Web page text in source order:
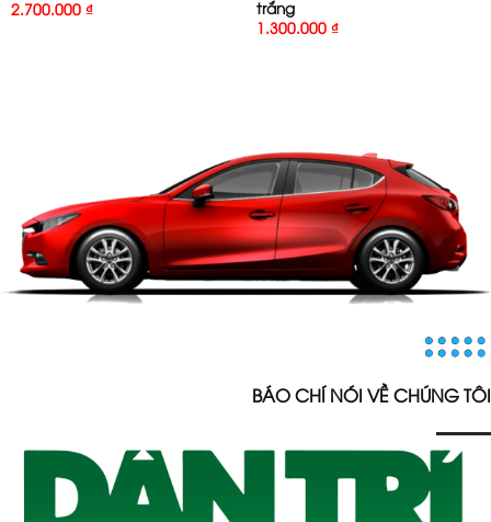
2.700.000 ₫
trắng
1.300.000 ₫
BÁO CHÍ NÓI VỀ CHÚNG TÔI